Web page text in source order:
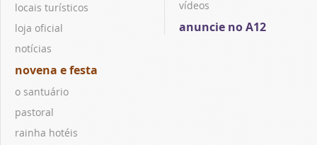
locais turísticos
loja oficial
notícias
novena e festa
o santuário
pastoral
rainha hotéis
vídeos
anuncie no A12